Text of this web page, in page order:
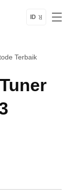
ID
Terbaik